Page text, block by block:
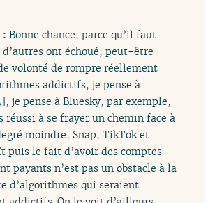
:Bonne chance, parce qu’il faut
ont échoué, peut-être
volonté de rompre réellement
addictifs, je pense à
], je pense à Bluesky, par exemple,
réussi à se frayer un chemin face à
moindre, Snap, TikTok et
puis le fait d’avoir des comptes
payants n’est pas un obstacle à la
d’algorithmes qui seraient